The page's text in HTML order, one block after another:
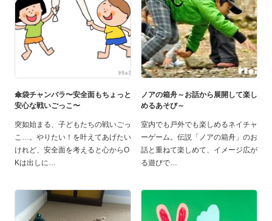
傘袋チャンバラ〜安全面もちょっと
安心な戦いごっこ〜
突如始まる、子どもたちの戦いごっ
こ…。やりたい！を叶えてあげたい
けれど、安全面を考えると心からO
Kは出しに
ノアの箱舟～お話から展開して楽し
めるあそび～
室内でも戸外でも楽しめるネイチャ
ーゲーム。伝説「ノアの箱舟」のお
話と重ねて楽しめて、イメージ広が
る遊びで